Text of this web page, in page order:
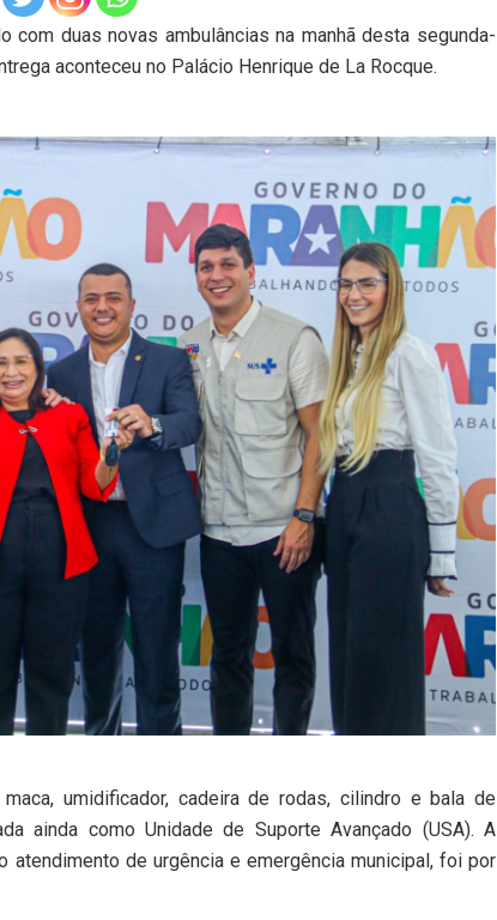
duas novas ambulâncias na manhã desta segunda-
aconteceu no Palácio Henrique de La Rocque.
umidificador, cadeira de rodas, cilindro e bala de
ainda como Unidade de Suporte Avançado (USA). A
de urgência e emergência municipal, foi por